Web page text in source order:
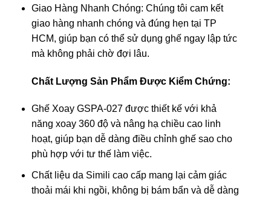
Giao Hàng Nhanh Chóng: Chúng tôi cam kết
giao hàng nhanh chóng và đúng hẹn tại TP
HCM, giúp bạn có thể sử dụng ghế ngay lập tức
mà không phải chờ đợi lâu.
Chất Lượng Sản Phẩm Được Kiểm Chứng:
Ghế Xoay GSPA-027 được thiết kế với khả
năng xoay 360 độ và nâng hạ chiều cao linh
hoạt, giúp bạn dễ dàng điều chỉnh ghế sao cho
phù hợp với tư thế làm việc.
Chất liệu da Simili cao cấp mang lại cảm giác
thoải mái khi ngồi, không bị bám bẩn và dễ dàng